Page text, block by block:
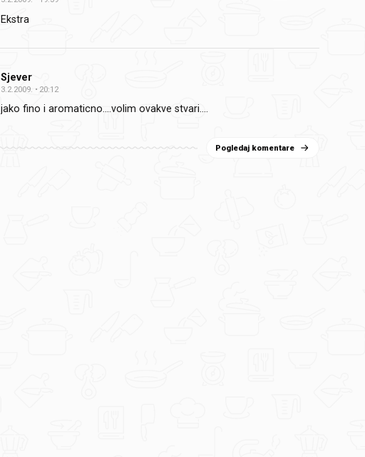
Ekstra
Sjever
3.2.2009. 20:12
jako fino i aromaticno….volim ovakve stvari….
Pogledaj komentare